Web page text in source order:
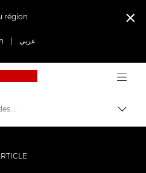
région
عربي

Canon Logo, back to
Vidéo et photographie professionnelles
Promouvoir la protection des espèces menacées par le biais de la photographie